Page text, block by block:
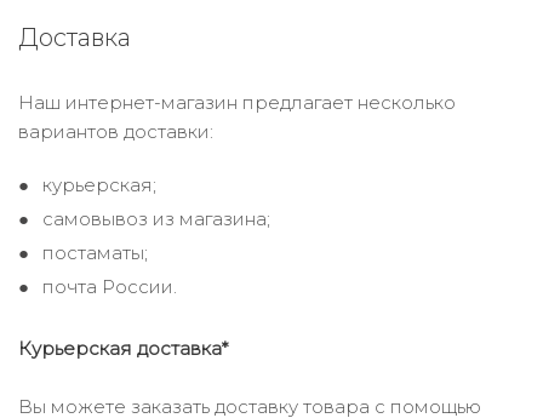
Доставка
Наш интернет-магазин предлагает несколько
вариантов доставки:
курьерская;
самовывоз из магазина;
постаматы;
почта России.
Курьерская доставка*
Вы можете заказать доставку товара с помощью